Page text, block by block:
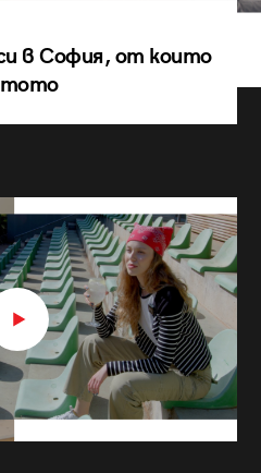
в София, от които